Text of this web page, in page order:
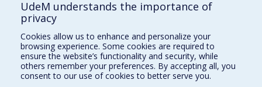
Kinésiologie et des sciences de l’activité physique
Orthophonie et audiologie
Réadaptation
Directions
DPC
UdeM understands the importance of
privacy
Cookies allow us to enhance and personalize your
browsing experience. Some cookies are required to
ensure the website’s functionality and security, while
others remember your preferences. By accepting all, you
consent to our use of cookies to better serve you.